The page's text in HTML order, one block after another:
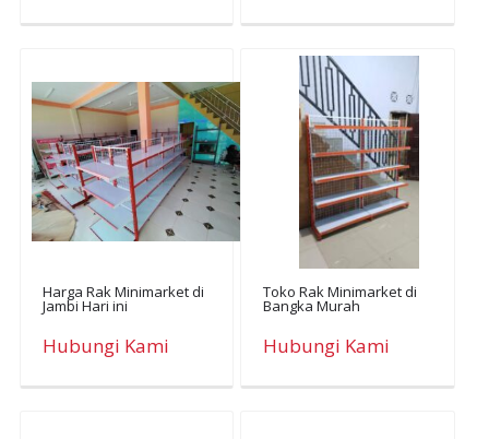
Harga Rak Minimarket di
Jambi Hari ini
Hubungi Kami
Toko Rak Minimarket di
Bangka Murah
Hubungi Kami